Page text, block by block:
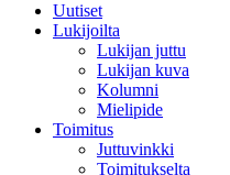
Uutiset
Lukijoilta
Lukijan juttu
Lukijan kuva
Kolumni
Mielipide
Toimitus
Juttuvinkki
Toimitukselta